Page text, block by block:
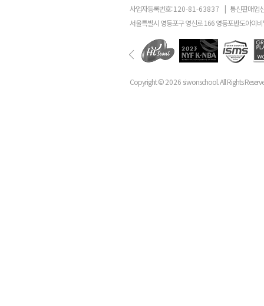
사업자등록번호:120-81-63837 | 통신판매업
서울특별시 영등포구 영신로 166 영등포반도아이
Copyright ©2026 siwonschool. All Rights